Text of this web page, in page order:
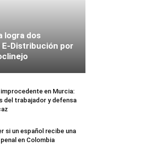
logra dos
Distribución por
en Murcia:
del trabajador y defensa
si un español recibe una
en Colombia